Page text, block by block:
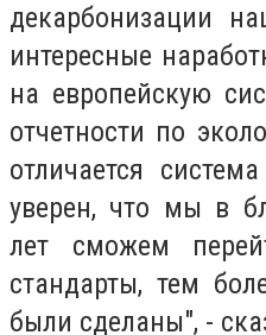
декарбонизации
интересные
на европейскую
отчетности по
отличается
уверен, что мы в
лет сможем
стандарты, тем
были сделаны", -